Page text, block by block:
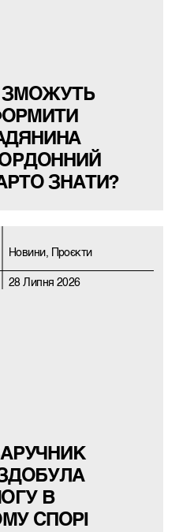
ЗМОЖУТЬ
ЗНАТИ?
Новини, Проєкти
28 Липня 2026
ЗДОБУЛА
В
СПОРІ